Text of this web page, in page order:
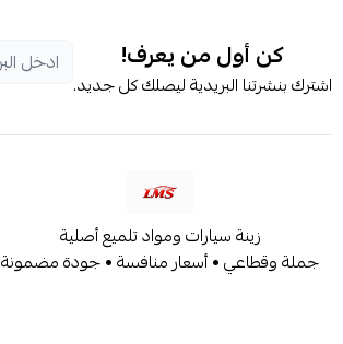
كن أول من يعرف!
اشترك بنشرتنا البريدية ليصلك كل جديد.
زينة سيارات ومواد تلميع أصلية
جملة وقطاعي • أسعار منافسة • جودة مضمونة